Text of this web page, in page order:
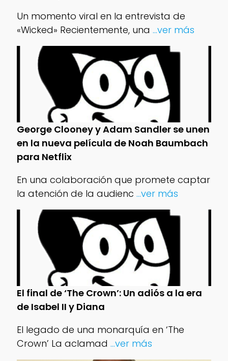
Un momento viral en la entrevista de
«Wicked» Recientemente, una ...ver más
George Clooney y Adam Sandler se unen
en la nueva película de Noah Baumbach
para Netflix
En una colaboración que promete captar
la atención de la audienc ...ver más
El final de ‘The Crown’: Un adiós a la era
de Isabel II y Diana
El legado de una monarquía en ‘The
Crown’ La aclamad ...ver más